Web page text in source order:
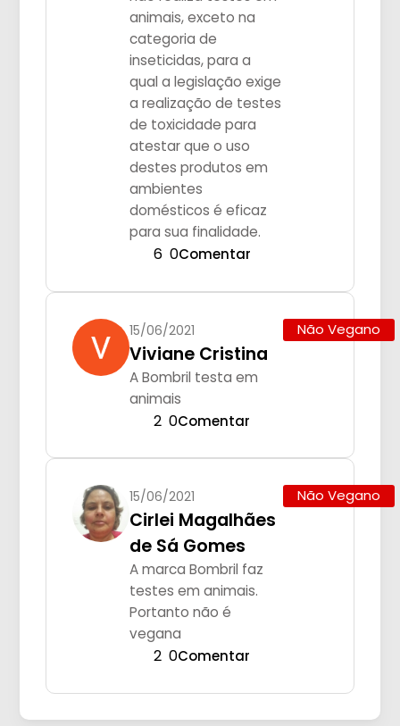
animais, exceto na
categoria de
inseticidas, para a
qual a legislação exige
a realização de testes
de toxicidade para
atestar que o uso
destes produtos em
ambientes
domésticos é eficaz
para sua finalidade.
6 0Comentar
15/06/2021
Viviane Cristina
A Bombril testa em
animais
Não Vegano
2 0Comentar
15/06/2021
Cirlei Magalhães
de Sá Gomes
A marca Bombril faz
testes em animais.
Portanto não é
vegana
Não Vegano
2 0Comentar